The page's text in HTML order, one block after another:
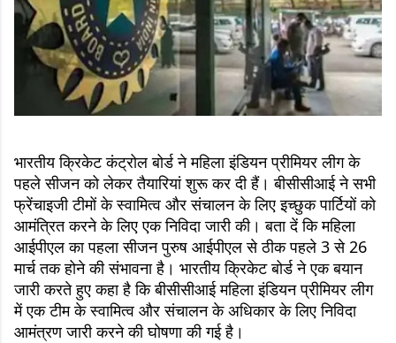
भारतीय क्रिकेट कंट्रोल बोर्ड ने महिला इंडियन प्रीमियर लीग के
पहले सीजन को लेकर तैयारियां शुरू कर दी हैं। बीसीसीआई ने सभी
फ्रेंचाइजी टीमों के स्वामित्व और संचालन के लिए इच्छुक पार्टियों को
आमंत्रित करने के लिए एक निविदा जारी की। बता दें कि महिला
आईपीएल का पहला सीजन पुरुष आईपीएल से ठीक पहले 3 से 26
मार्च तक होने की संभावना है। भारतीय क्रिकेट बोर्ड ने एक बयान
जारी करते हुए कहा है कि बीसीसीआई महिला इंडियन प्रीमियर लीग
में एक टीम के स्वामित्व और संचालन के अधिकार के लिए निविदा
आमंत्रण जारी करने की घोषणा की गई है।